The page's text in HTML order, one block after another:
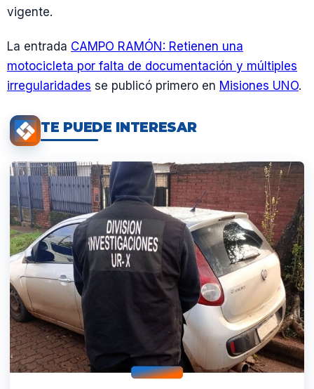
vigente.
La entrada CAMPO RAMÓN: Retienen una
motocicleta por falta de documentación y múltiples
irregularidades se publicó primero en Misiones UNO.
TE PUEDE INTERESAR